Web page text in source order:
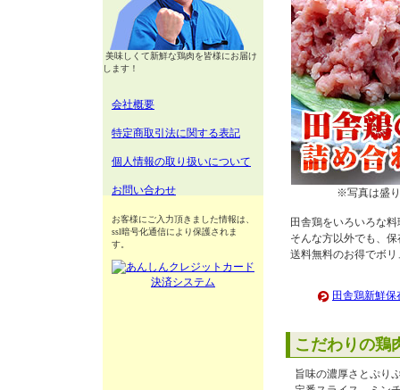
美味しくて新鮮な鶏肉を皆様にお届け
します！
会社概要
特定商取引法に関する表記
個人情報の取り扱いについて
お問い合わせ
お客様にご入力頂きました情報は、
ssl暗号化通信により保護されま
す。
※写真は盛
田舎鶏をいろいろな
そんな方以外でも、
送料無料のお得でボ
田舎鶏新鮮
こだわりの鶏
旨味の濃厚さとぷり